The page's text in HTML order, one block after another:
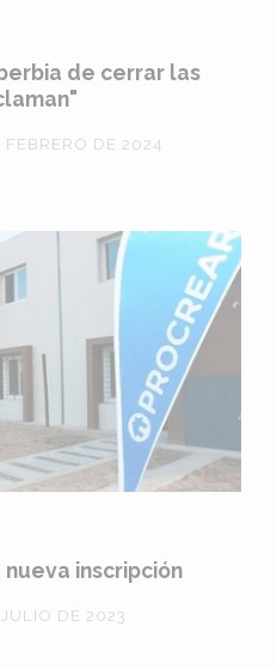
de cerrar las
DE 2024
inscripción
DE 2023